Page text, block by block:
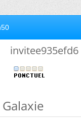
invitee935efd6